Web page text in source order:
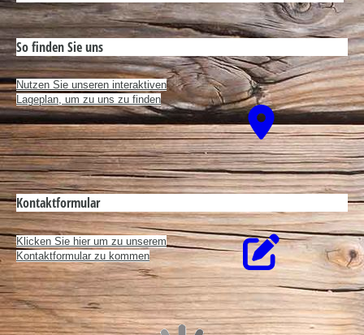
La­ge­plan, um zu uns zu finden
Kontaktformular
Klicken Sie hier um zu unserem
Kon­takt­for­mu­lar zu kommen